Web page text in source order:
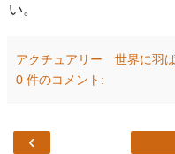
い。
アクチュアリー 世界に羽
0 件のコメント:
‹